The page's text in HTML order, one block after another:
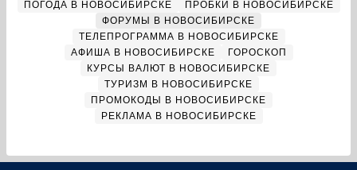
ПОГОДА В НОВОСИБИРСКЕ
ПРОБКИ В НОВОСИБИРСКЕ
ФОРУМЫ В НОВОСИБИРСКЕ
ТЕЛЕПРОГРАММА В НОВОСИБИРСКЕ
АФИША В НОВОСИБИРСКЕ
ГОРОСКОП
КУРСЫ ВАЛЮТ В НОВОСИБИРСКЕ
ТУРИЗМ В НОВОСИБИРСКЕ
ПРОМОКОДЫ В НОВОСИБИРСКЕ
РЕКЛАМА В НОВОСИБИРСКЕ